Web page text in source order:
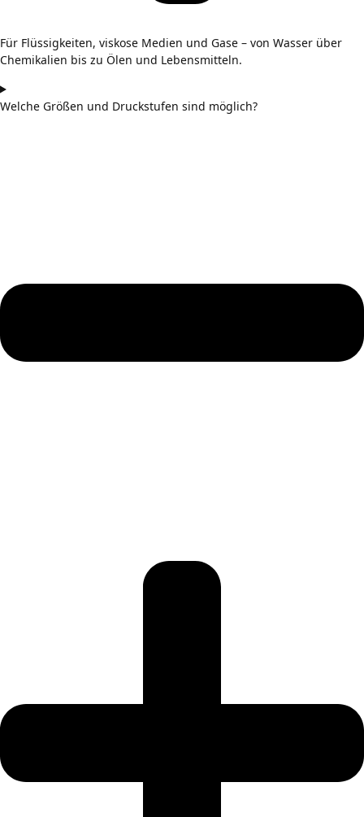
Für Flüssigkeiten, viskose Medien und Gase – von Wasser über
Chemikalien bis zu Ölen und Lebensmitteln.
Welche Größen und Druckstufen sind möglich?